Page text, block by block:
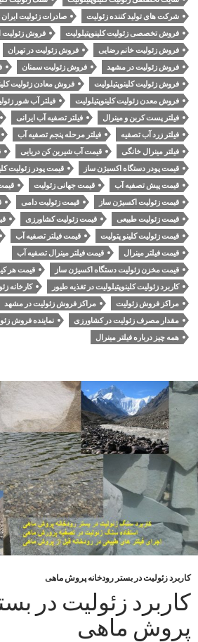
شرکت های تولید کننده زئولیت
صادرات زئولیت
فروش تخصصی زئولیت کلینوپتیلولیت
فروش زئولیت
فروش زئولیت خانم رضایی
فروش زئولیت در تهران
فروش زئولیت در مشهد
فروش زئولیت سمنان
فروش زئولیت کلینوپتیلولیت
فروش معادن زئولیت
فروش معدن زئولیت کلینوپتیلولیت
فیلتر آب شور
فیلتر پست کربن و مینرال
فیلتر تصفیه آب ایرانی
فیلتر زرد آب تصفیه
فیلتر مرحله پنجم تصفیه آب
فیلتر مینرال خانگی
قیمت آب شیرین کن دریایی
قیمت پودر دستگاه اکسیژن ساز
قیمت پودر زئولیت
قیمت پیش تصفیه آب
قیمت جهانی زئولیت
قیمت زئولیت اکسیژن ساز
قیمت زئولیت دامی
قیمت زئولیت طبیعی
قیمت زئولیت کشاورزی
قیمت زئولیت کلینو پتولیت
قیمت فیلتر تصفیه آب
قیمت فیلتر مینرال
قیمت فیلتر مینرال تصفیه آب
قیمت مخزن زئولیت دستگاه اکسیژن ساز
قیمت هر
کاربرد زئولیت کلینوپتیلولیت در تغذیه طیور
کارخانه
مراکز فروش زئولیت
مراکز فروش زئولیت در مشهد
مقدار مصرف زئولیت در کشاورزی
نماینده فروش
همه چیز درباره فیلتر مینرال
کاربرد زئولیت در بستر رودخانه پروش ماهی
کاربرد زئولیت در
پروش ماهی